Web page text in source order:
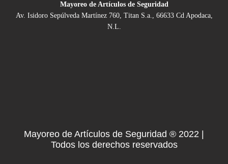
Mayoreo de Artículos de Seguridad
Av. Isidoro Sepúlveda Martínez 760, Titan S.a., 66633 Cd Apodaca,
N.L.
Mayoreo de Artículos de Seguridad ® 2022 |
Todos los derechos reservados